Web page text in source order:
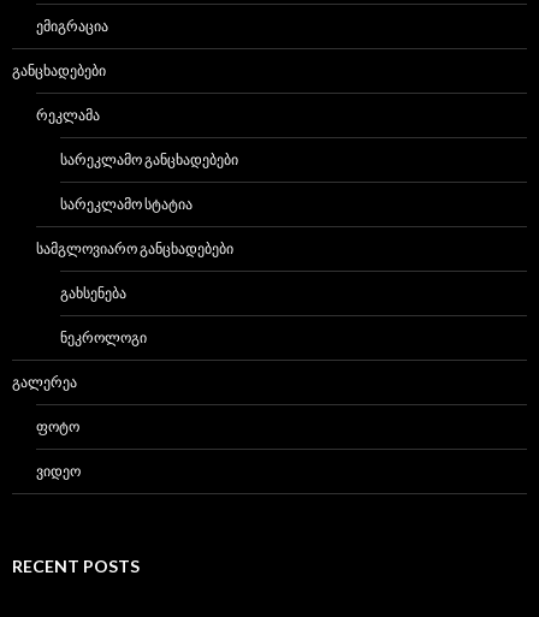
ᲔᲛᲘᲒᲠᲐᲪᲘᲐ
ᲒᲐᲜᲪᲮᲐᲓᲔᲑᲔᲑᲘ
ᲠᲔᲙᲚᲐᲛᲐ
ᲡᲐᲠᲔᲙᲚᲐᲛᲝ ᲒᲐᲜᲪᲮᲐᲓᲔᲑᲔᲑᲘ
ᲡᲐᲠᲔᲙᲚᲐᲛᲝ ᲡᲢᲐᲢᲘᲐ
ᲡᲐᲛᲒᲚᲝᲕᲘᲐᲠᲝ ᲒᲐᲜᲪᲮᲐᲓᲔᲑᲔᲑᲘ
ᲒᲐᲮᲡᲔᲜᲔᲑᲐ
ᲜᲔᲙᲠᲝᲚᲝᲒᲘ
ᲒᲐᲚᲔᲠᲔᲐ
ᲤᲝᲢᲝ
ᲕᲘᲓᲔᲝ
RECENT POSTS